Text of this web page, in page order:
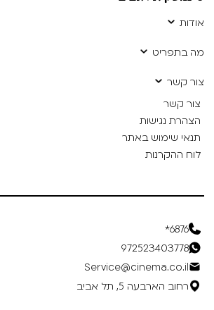
אודות
מה בתפריט
צור קשר
צור קשר
הצהרת נגישות
תנאי שימוש באתר
לוח ההקרנות
6876*
972523403778
Service@cinema.co.il
רחוב הארבעה 5, תל אביב